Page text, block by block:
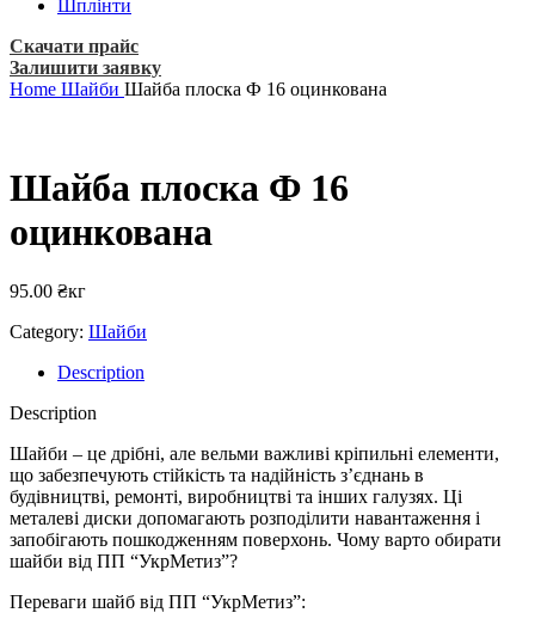
Шплінти
Скачати прайс
Залишити заявку
Home Шайби Шайба плоска Ф 16 оцинкована
Шайба плоска Ф 16
оцинкована
95.00 ₴кг
Category: Шайби
Description
Description
Шайби – це дрібні, але вельми важливі кріпильні елементи,
що забезпечують стійкість та надійність з’єднань в
будівництві, ремонті, виробництві та інших галузях. Ці
металеві диски допомагають розподілити навантаження і
запобігають пошкодженням поверхонь. Чому варто обирати
шайби від ПП “УкрМетиз”?
Переваги шайб від ПП “УкрМетиз”: